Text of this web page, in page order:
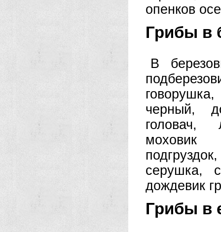
опенков
Грибы в
В
говорушка,
черный,
головач,
моховик
серушка,
дождевик
Грибы в